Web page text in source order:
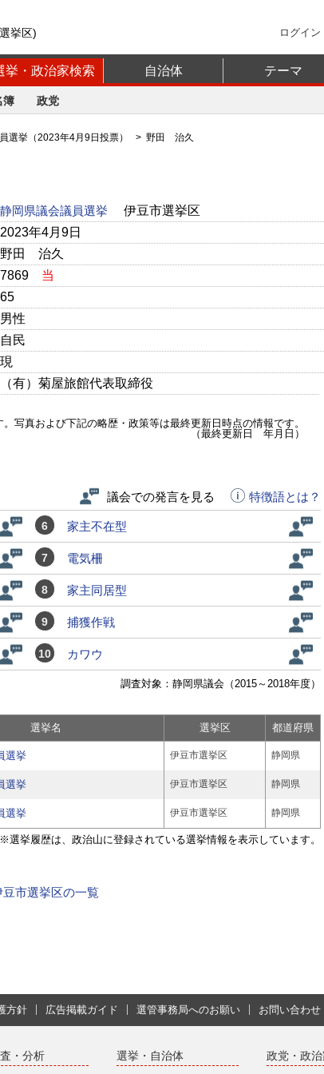
挙区) ログイン
挙・政治家検索 自治体 テーマ
簿 政党
選挙（2023年4月9日投票） > 野田 治久
静岡県議会議員選挙
伊豆市選挙区
2023年4月9日
野田 治久
7869
当
65
男性
自民
現
（有）菊屋旅館代表取締役
写真および下記の略歴・政策等は最終更新日時点の情報です。
（最終更新日 年月日）
議会での発言を見る 特徴語とは？
6 家主不在型
7 電気柵
8 家主同居型
9 捕獲作戦
10 カワウ
調査対象：静岡県議会（2015～2018年度）
選挙名 選挙区 都道府県
選挙 伊豆市選挙区 静岡県
選挙 伊豆市選挙区 静岡県
選挙 伊豆市選挙区 静岡県
※選挙履歴は、政治山に登録されている選挙情報を表示しています。
豆市選挙区の一覧
方針 広告掲載ガイド 選管事務局へのお願い お問い合わせ
・分析 選挙・自治体 政党・政治